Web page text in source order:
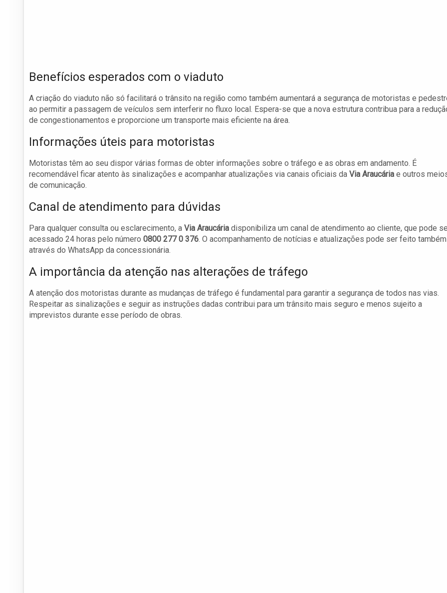
Benefícios esperados com o viaduto
A criação do viaduto não só facilitará o trânsito na região como também aumentará a segurança de motoristas e
ao permitir a passagem de veículos sem interferir no fluxo local. Espera-se que a nova estrutura contribua para a
de congestionamentos e proporcione um transporte mais eficiente na área.
Informações úteis para motoristas
Motoristas têm ao seu dispor várias formas de obter informações sobre o tráfego e as obras em andamento. É
recomendável ficar atento às sinalizações e acompanhar atualizações via canais oficiais da Via Araucária e outros
de comunicação.
Canal de atendimento para dúvidas
Para qualquer consulta ou esclarecimento, a Via Araucária disponibiliza um canal de atendimento ao cliente, que pode
acessado 24 horas pelo número 0800 277 0 376. O acompanhamento de notícias e atualizações pode ser feito também
através do WhatsApp da concessionária.
A importância da atenção nas alterações de tráfego
A atenção dos motoristas durante as mudanças de tráfego é fundamental para garantir a segurança de todos nas vias.
Respeitar as sinalizações e seguir as instruções dadas contribui para um trânsito mais seguro e menos sujeito a
imprevistos durante esse período de obras.